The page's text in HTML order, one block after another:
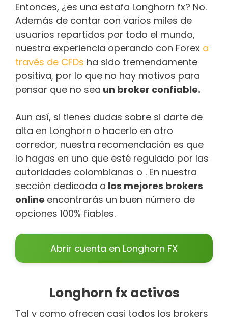
Entonces, ¿es una estafa Longhorn fx? No.
Además de contar con varios miles de
usuarios repartidos por todo el mundo,
nuestra experiencia operando con Forex a
través de CFDs ha sido tremendamente
positiva, por lo que no hay motivos para
pensar que no sea un broker confiable.
Aun así, si tienes dudas sobre si darte de
alta en Longhorn o hacerlo en otro
corredor, nuestra recomendación es que
lo hagas en uno que esté regulado por las
autoridades colombianas o . En nuestra
sección dedicada a los mejores brokers
online encontrarás un buen número de
opciones 100% fiables.
Abrir cuenta en Longhorn FX
Longhorn fx activos
Tal y como ofrecen casi todos los brokers